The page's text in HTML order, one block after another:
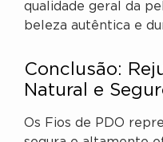
qualidade geral da
beleza autêntica e
Conclusão:
Natural e
Os Fios de PDO